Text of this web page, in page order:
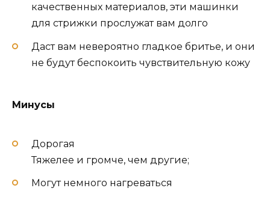
качественных материалов, эти машинки
для стрижки прослужат вам долго
Даст вам невероятно гладкое бритье, и они
не будут беспокоить чувствительную кожу
Минусы
Дорогая
Тяжелее и громче, чем другие;
Могут немного нагреваться